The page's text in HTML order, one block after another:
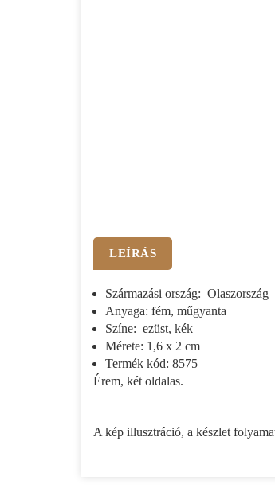
LEÍRÁS
Származási ország: Olaszország
Anyaga: fém, műgyanta
Színe: ezüst, kék
Mérete: 1,6 x 2 cm
Termék kód: 8575
Érem, két oldalas.
A kép illusztráció, a készlet